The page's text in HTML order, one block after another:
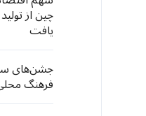
یافت
جشن‌های
فرهنگ